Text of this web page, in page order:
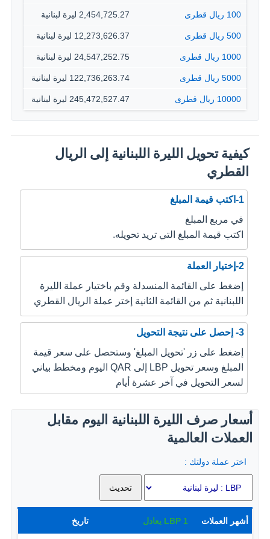
100 ريال قطرى 2,454,725.27 ليرة لبنانية
500 ريال قطرى 12,273,626.37 ليرة لبنانية
1000 ريال قطرى 24,547,252.75 ليرة لبنانية
5000 ريال قطرى 122,736,263.74 ليرة لبنانية
10000 ريال قطرى 245,472,527.47 ليرة لبنانية
كيفية تحويل الليرة اللبنانية إلى الريال
القطري
1-اكتب قيمة المبلغ
في مربع المبلغ
اكتب قيمة المبلغ التي تريد تحويله.
2-إختيار العملة
إضغط على القائمة المنسدلة وقم باختيار عملة الليرة
اللبنانية ثم من القائمة الثانية إختر عملة الريال القطري
3- إحصل على نتيجة التحويل
إضغط على زر 'تحويل المبلغ' وستحصل على سعر قيمة
المبلغ وسعر تحويل LBP إلى QAR اليوم ومخطط بياني
لسعر التحويل في آخر عشرة أيام
أسعار صرف الليرة اللبنانية اليوم مقابل
العملات العالمية
اختر عملة دولتك :
أشهر العملات 1
LBP يعادل تاريخ